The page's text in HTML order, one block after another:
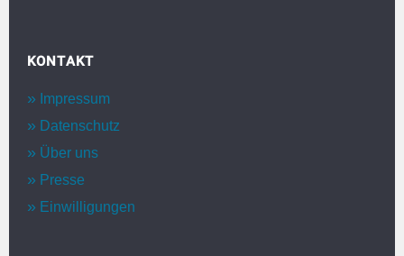
KONTAKT
Impressum
Datenschutz
Über uns
Presse
Einwilligungen